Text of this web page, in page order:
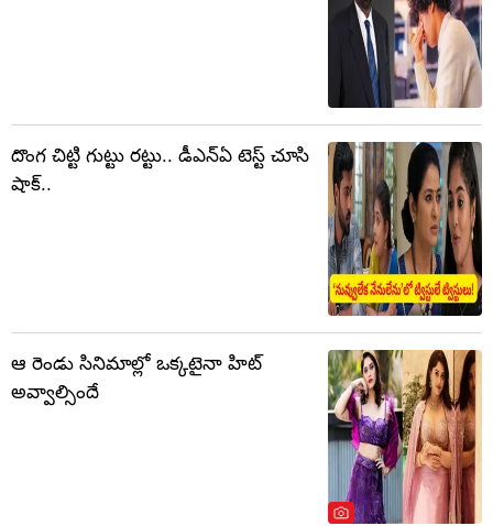
దొంగ చిట్టి గుట్టు రట్టు.. డీఎన్‌ఏ టెస్ట్‌ చూసి
షాక్‌..
ఆ రెండు సినిమాల్లో ఒక్కటైనా హిట్
అవ్వాల్సిందే